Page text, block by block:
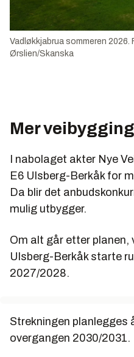
Vadløkkjabrua sommeren
Ørslien/Skanska
Mer veibygging
I nabolaget akter Nye
E6 Ulsberg-Berkåk for
Da blir det
mulig utbygger.
Om alt går etter planen,
Ulsberg-Berkåk starte
2027/2028.
Strekningen planlegges
overgangen 2030/2031.